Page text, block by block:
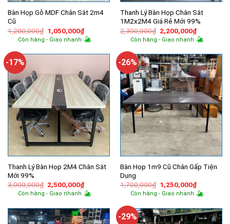
Bàn Họp Gỗ MDF Chân Sắt 2m4
Cũ
1,200,000₫ Giá
gốc
là:
1,050,000₫Giá
hiện
tại
1,050,000₫.
Còn hàng - Giao nhanh
Thanh Lý Bàn Họp Chân Sắt
1M2x2M4 Giá Rẻ Mới 99%
2,300,000₫ Giá
gốc
là:
2,200,000₫Giá
hiện
tại
Còn hàng - Giao nhanh
-17%
Thanh Lý Bàn Họp 2M4 Chân Sắt
Mới 99%
3,000,000₫ Giá
gốc
là:
2,500,000₫Giá
hiện
tại
2,500,000₫.
Còn hàng - Giao nhanh
-26%
Bàn Họp 1m9 Cũ Chân Gấp Tiện
Dụng
1,700,000₫ Giá
gốc
là:
1,250,000₫Giá
hiện
tại
Còn hàng - Giao nhanh
-29%